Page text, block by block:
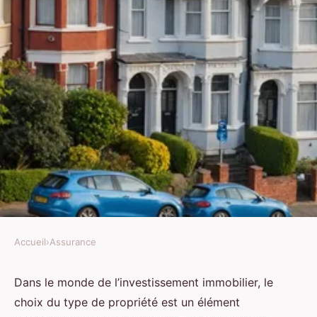
Comment le choix du type de
propriété influence-t-il la
Accueil›Assurance
Dans le monde de l’investissement immobilier, le
choix du type de propriété est un élément